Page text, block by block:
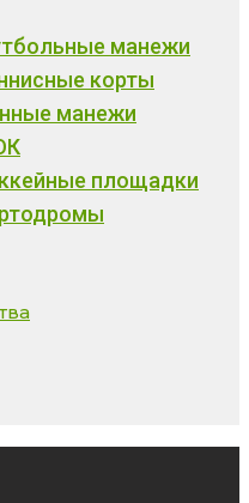
манежи
корты
манежи
площадки